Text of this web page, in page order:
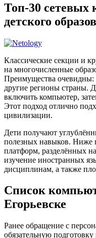
Топ-30 сетевых
детского
Классические секции и
на многочисленные
Преимущества очевидны:
другие регионы страны.
включить компьютер,
Этот подход отлично
цивилизации.
Дети получают
полезных навыков. Ниже
платформ, разделённых
изучение иностранных
дисциплинам, а также
Список
Егорьевске
Ранее обращение с
обязательную